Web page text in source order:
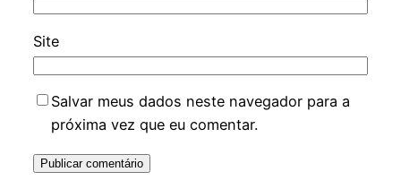
Site
Salvar meus dados neste navegador para a
próxima vez que eu comentar.